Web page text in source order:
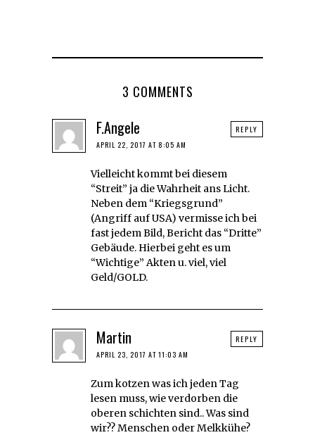
3 COMMENTS
F.Angele
APRIL 22, 2017 AT 8:05 AM
Vielleicht kommt bei diesem
“Streit” ja die Wahrheit ans Licht.
Neben dem “Kriegsgrund”
(Angriff auf USA) vermisse ich bei
fast jedem Bild, Bericht das “Dritte”
Gebäude. Hierbei geht es um
“Wichtige” Akten u. viel, viel
Geld/GOLD.
REPLY
Martin
APRIL 23, 2017 AT 11:03 AM
Zum kotzen was ich jeden Tag
lesen muss, wie verdorben die
oberen schichten sind.. Was sind
wir?? Menschen oder Melkkühe?
REPLY